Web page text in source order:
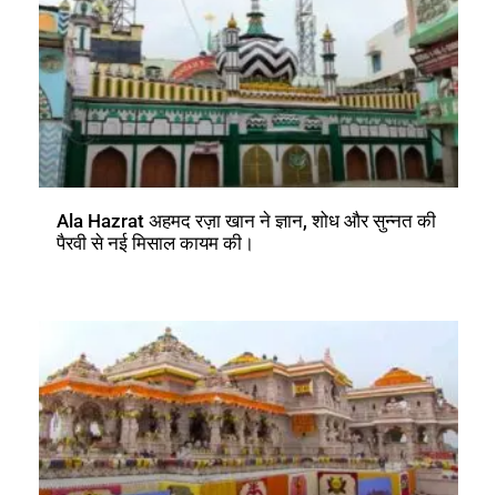
Ala Hazrat अहमद रज़ा खान ने ज्ञान, शोध और सुन्नत की
पैरवी से नई मिसाल कायम की।